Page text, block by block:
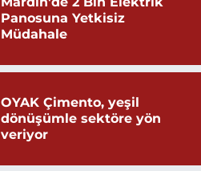
Panosuna Yetkisiz
Müdahale
OYAK Çimento, yeşil
dönüşümle sektöre yön
veriyor